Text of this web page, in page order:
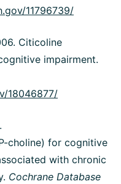
11796739/
Citicoline
impairment.
18046877/
choline) for cognitive
with chronic
Cochrane Database